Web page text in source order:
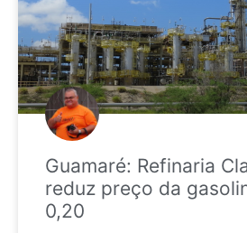
Guamaré: Refinaria
reduz preço da
0,20